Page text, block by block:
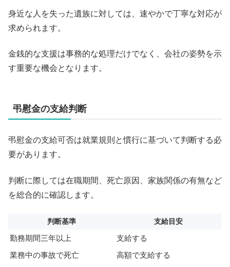
身近な人を失った遺族に対しては、速やかで丁寧な対応が
求められます。
金銭的な支援は事務的な処理だけでなく、会社の姿勢を示
す重要な機会となります。
弔慰金の支給判断
弔慰金の支給可否は就業規則と慣行に基づいて判断する必
要があります。
判断に際しては在職期間、死亡原因、家族関係の有無など
を総合的に確認します。
判断基準 支給目安
勤務期間三年以上
支給する
業務中の事故で死亡
高額で支給する